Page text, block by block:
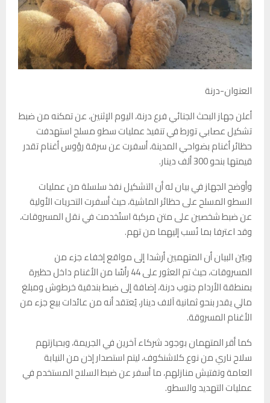
العنوان-درنة
أعلن جهاز البحث الجنائي فرع درنة، اليوم الإثنين، عن تمكنه من ضبط
تشكيل عصابي تورط في تنفيذ عمليات سطو مسلح استهدفت
حظائر أغنام بضواحي المدينة، أسفرت عن سرقة رؤوس أغنام تقدر
قيمتها بنحو 300 ألف دينار.
وأوضح الجهاز في بيان له أن التشكيل نفذ سلسلة من عمليات
السطو المسلح على حظائر الماشية، حيث أسفرت التحريات الأولية
عن ضبط شخصين على متن مركبة استُخدمت في نقل المسروقات،
وقد اعترفا بما نُسب إليهما من تهم.
وبيّن البيان أن المتهمين أرشدا إلى مواقع إخفاء جزء من
المسروقات، حيث تم العثور على 44 رأسًا من الأغنام داخل حظيرة
بمنطقة الأردام جنوب درنة، إضافة إلى ضبط بندقية خرطوش ومبلغ
مالي يقدر بنحو ثمانية آلاف دينار، يُعتقد أنه من عائدات بيع جزء من
الأغنام المسروقة.
كما أقر المتهمان بوجود شركاء آخرين في الجريمة، وبحيازتهم
سلاح ناري من نوع كلاشنكوف، ليتم استصدار إذن من النيابة
العامة وتفتيش منازلهم، ما أسفر عن ضبط السلاح المستخدم في
عمليات التهديد والسطو.